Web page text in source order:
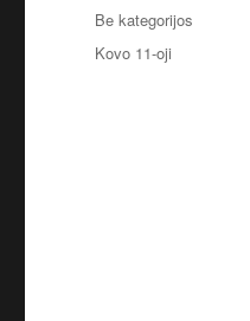
Kategorijos
Be kategorijos
Žymos
Kovo 11-oji